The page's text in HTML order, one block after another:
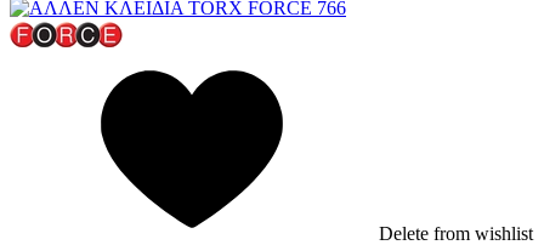
Delete from wishlist